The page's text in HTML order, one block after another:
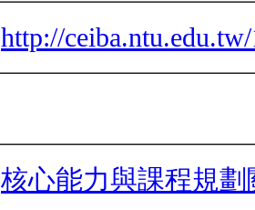
http://
核心能力與課程規劃